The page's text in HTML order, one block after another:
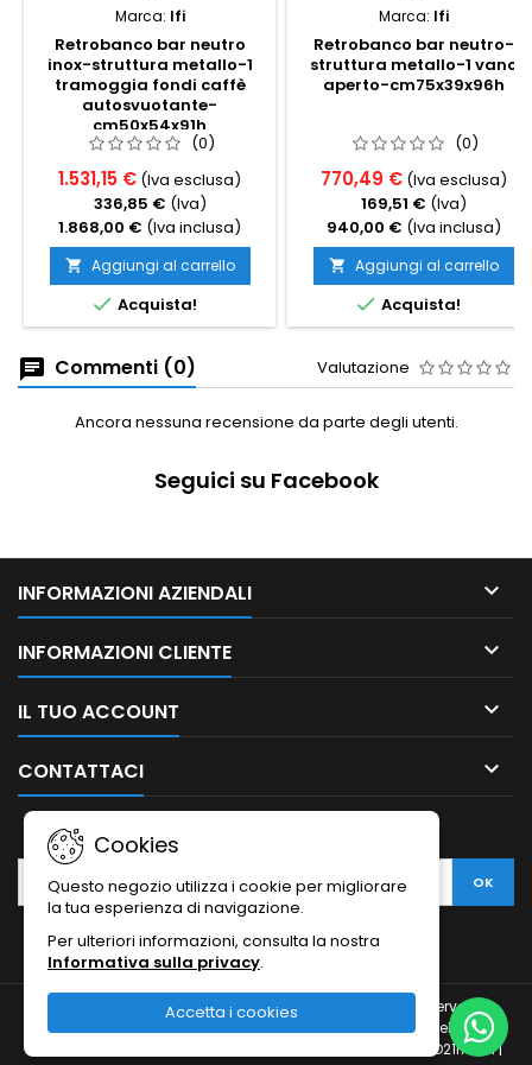
Marca: Ifi
Retrobanco bar neutro
inox-struttura metallo-1
tramoggia fondi caffè
autosvuotante-
cm50x54x91h
(0)
1.531,15 € (Iva esclusa)
336,85 € (Iva)
1.868,00 € (Iva inclusa)
 Aggiungi al carrello
 Acquista!
Marca: Ifi
Retrobanco bar neutro-
struttura metallo-1 vano
aperto-cm75x39x96h
(0)
770,49 € (Iva esclusa)
169,51 € (Iva)
940,00 € (Iva inclusa)
 Aggiungi al carrello
 Acquista!
Commenti (0) Valutazione
Ancora nessuna recensione da parte degli utenti.
Seguici su Facebook
INFORMAZIONI AZIENDALI 
INFORMAZIONI CLIENTE 
IL TUO ACCOUNT 
CONTATTACI 
Cookies
Questo negozio utilizza i cookie per migliorare
la tua esperienza di navigazione.
Per ulteriori informazioni, consulta la nostra
Informativa sulla privacy.
Accetta i cookies
© Copyright 2010-2026 Ristodesk : tutti i diritti sono riservati |
Ristodesk di Pasquale Di Carluccio | via Francesco Spinelli, 104 |
84088- Siano (SA) | P.IVA 04793260656 e C.F. DCRPQL78D21I720H |